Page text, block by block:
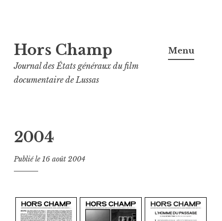
au
contenu
principal
Hors Champ
Journal des États généraux du film
documentaire de Lussas
Menu
2004
Publié le16 août 2004